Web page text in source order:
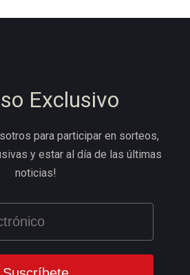
Exclusivo
para participar en sorteos,
y estar al día de las últimas
noticias!